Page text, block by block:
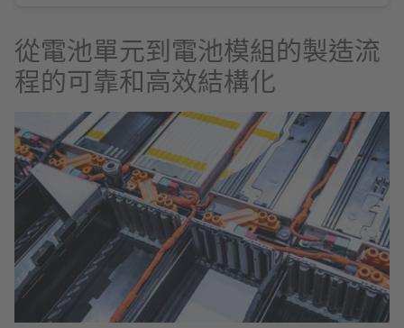
從電池單元到電池模組的製造流
程的可靠和高效結構化